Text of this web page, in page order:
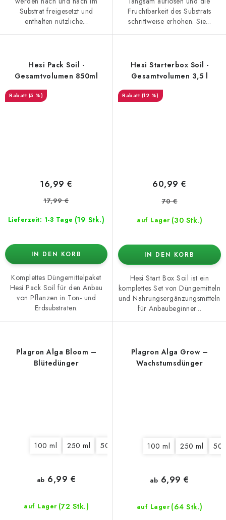
Substrat freigesetzt und
enthalten nützliche...
Fruchtbarkeit des Substrats
schrittweise erhöhen. Sie...
Hesi Pack Soil -
Gesamtvolumen 850ml
(5 %)
Lieferzeit: 1-3 Tage (19 Stk.)
16,99 €
17,99 €
IN DEN KORB
Komplettes Düngemittelpaket
Hesi Pack Soil für den Anbau
von Pflanzen in Ton- und
Erdsubstraten.
Hesi Starterbox Soil -
Gesamtvolumen 3,5 l
(12 %)
auf Lager (30 Stk.)
60,99 €
70 €
IN DEN KORB
Hesi Start Box Soil ist ein
komplettes Set von Düngemitteln
und Nahrungsergänzungsmitteln
für Anbaubeginner...
Plagron Alga Bloom –
Blütedünger
100 ml 250 ml 500 ml 5 l 10 l 20 l
auf Lager (72 Stk.)
ab 6,99 €
Plagron Alga Grow –
Wachstumsdünger
100 ml 250 ml
auf Lager (64 Stk.)
ab 6,99 €